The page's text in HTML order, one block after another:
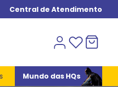
Central de Atendimento
Mundo das HQs